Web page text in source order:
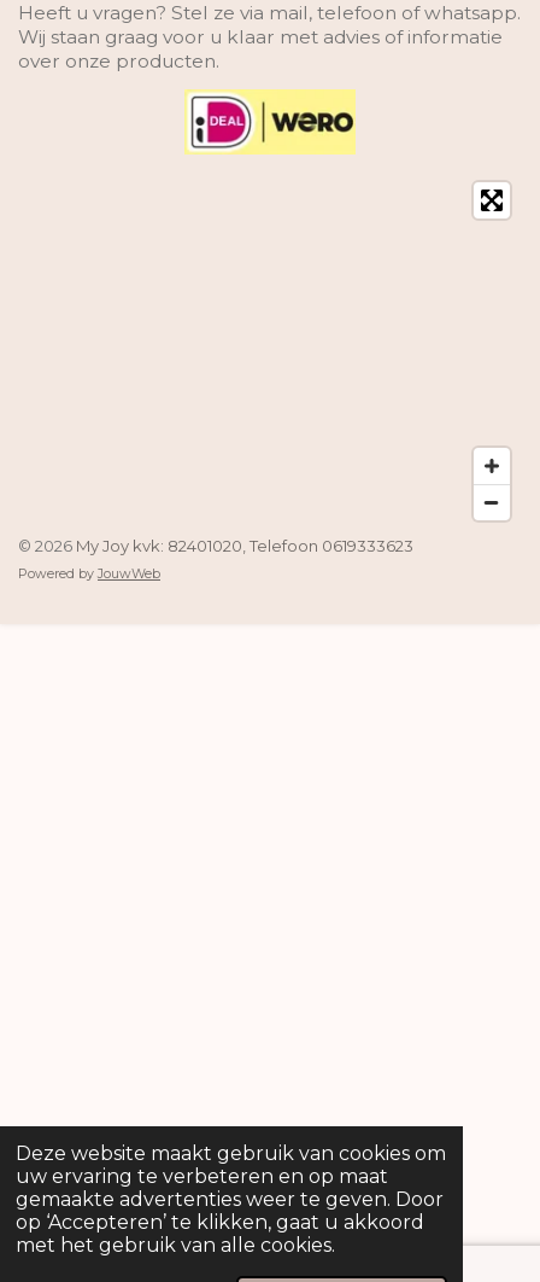
Deze website maakt gebruik van cookies om
uw ervaring te verbeteren en op maat
gemaakte advertenties weer te geven. Door
op ‘Accepteren’ te klikken, gaat u akkoord
met het gebruik van alle cookies.
Heeft u vragen? Stel ze via mail, telefoon of whatsapp.
Wij staan graag voor u klaar met advies of informatie
over onze producten.
© 2026 My Joy kvk: 82401020, Telefoon 0619333623
Powered by JouwWeb